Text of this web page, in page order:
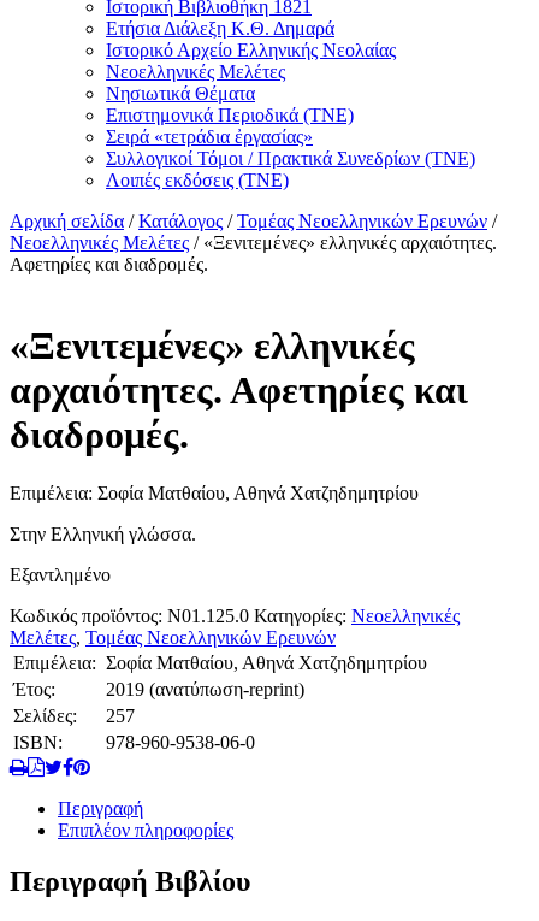
Ιστορική Βιβλιοθήκη 1821
Eτήσια Διάλεξη K.Θ. Δημαρά
Ιστορικό Αρχείο Ελληνικής Νεολαίας
Νεοελληνικές Μελέτες
Νησιωτικά Θέματα
Επιστημονικά Περιοδικά (ΤΝΕ)
Σειρά «τετράδια ἐργασίας»
Συλλογικοί Τόμοι / Πρακτικά Συνεδρίων (ΤΝΕ)
Λοιπές εκδόσεις (ΤΝΕ)
Αρχική σελίδα /Κατάλογος /Τομέας Νεοελληνικών Ερευνών /
Νεοελληνικές Μελέτες / «Ξενιτεμένες» ελληνικές αρχαιότητες.
Αφετηρίες και διαδρομές.
«Ξενιτεμένες» ελληνικές
αρχαιότητες. Αφετηρίες και
διαδρομές.
Επιμέλεια: Σοφία Ματθαίου, Αθηνά Χατζηδημητρίου
Στην Ελληνική γλώσσα.
Εξαντλημένο
Κωδικός προϊόντος: N01.125.0 Κατηγορίες: Νεοελληνικές
Μελέτες, Τομέας Νεοελληνικών Ερευνών
Επιμέλεια: Σοφία Ματθαίου, Αθηνά Χατζηδημητρίου
Έτος:
2019 (ανατύπωση-reprint)
Σελίδες:
257
ISBN:
978-960-9538-06-0
Περιγραφή
Επιπλέον πληροφορίες
Περιγραφή Βιβλίου